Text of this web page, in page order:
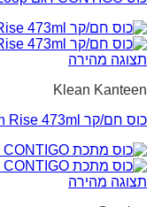
תצוגה מהירה
Klean Kanteen
כוס חם/קר Klean Kanteen Rise 473ml
תצוגה מהירה